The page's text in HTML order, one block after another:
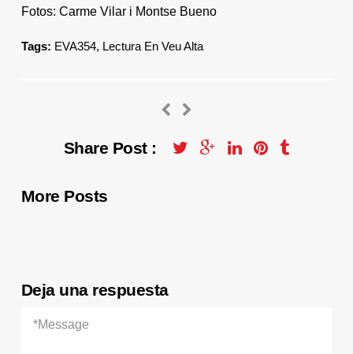
Fotos: Carme Vilar i Montse Bueno
Tags: EVA354, Lectura En Veu Alta
Share Post :
More Posts
Deja una respuesta